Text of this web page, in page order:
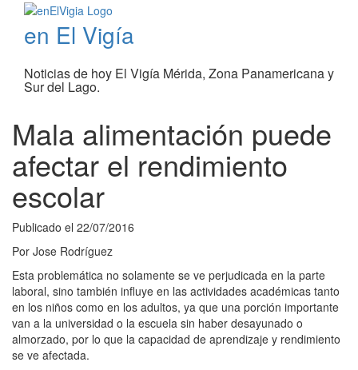
en El Vigía
Noticias de hoy El Vigía Mérida, Zona Panamericana y
Sur del Lago.
Mala alimentación puede
afectar el rendimiento
escolar
Publicado el 22/07/2016
Por Jose Rodríguez
Esta problemática no solamente se ve perjudicada en la parte
laboral, sino también influye en las actividades académicas tanto
en los niños como en los adultos, ya que una porción importante
van a la universidad o la escuela sin haber desayunado o
almorzado, por lo que la capacidad de aprendizaje y rendimiento
se ve afectada.